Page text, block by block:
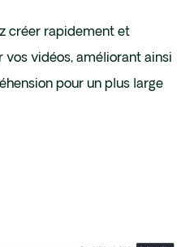
créer rapidement et
vidéos, améliorant ainsi
pour un plus large